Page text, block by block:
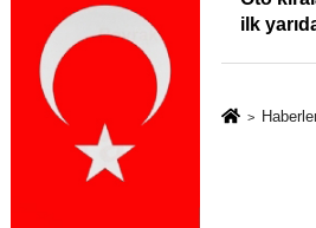
Kısacında:
Fırtınası
ilk